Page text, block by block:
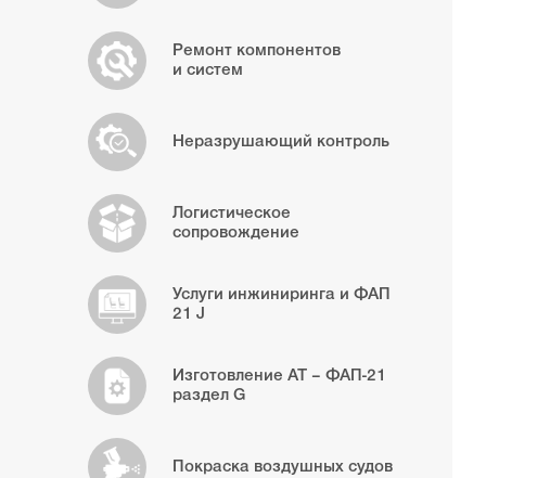
Ремонт компонентов
и систем
Неразрушающий контроль
Логистическое
сопровождение
Услуги инжиниринга и ФАП
21 J
Изготовление АТ – ФАП-21
раздел G
Покраска воздушных судов